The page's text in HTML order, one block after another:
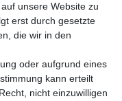
unsere Website zu
erst durch gesetzte
die wir in den
oder aufgrund eines
kann erteilt
nicht einzuwilligen